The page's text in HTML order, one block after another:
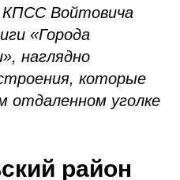
КПСС Войтовича
«Города
наглядно
которые
отдаленном уголке
район